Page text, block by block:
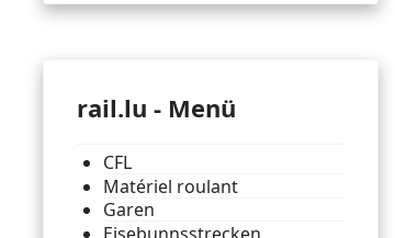
rail.lu - Menü
CFL
Matériel roulant
Garen